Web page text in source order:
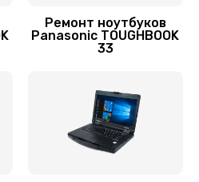
кулера
матрицы
Ремонт ноутбуков
Panasonic TOUGHBOOK
33